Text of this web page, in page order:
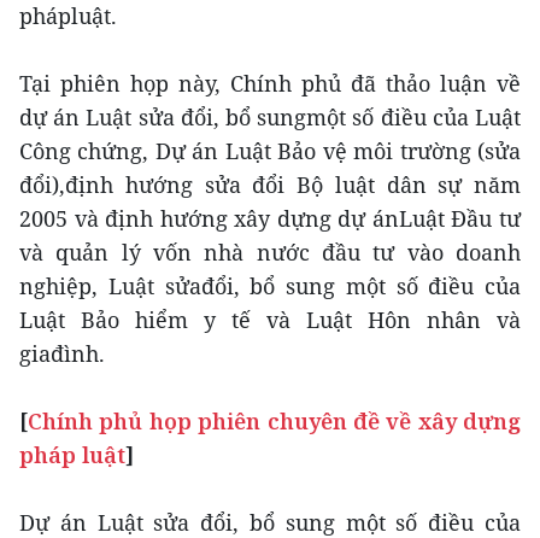
phápluật.
Tại phiên họp này, Chính phủ đã thảo luận về
dự án Luật sửa đổi, bổ sungmột số điều của Luật
Công chứng, Dự án Luật Bảo vệ môi trường (sửa
đổi),định hướng sửa đổi Bộ luật dân sự năm
2005 và định hướng xây dựng dự ánLuật Đầu tư
và quản lý vốn nhà nước đầu tư vào doanh
nghiệp, Luật sửađổi, bổ sung một số điều của
Luật Bảo hiểm y tế và Luật Hôn nhân và
giađình.
[Chính phủ họp phiên chuyên đề về xây dựng
pháp luật]
Dự án Luật sửa đổi, bổ sung một số điều của